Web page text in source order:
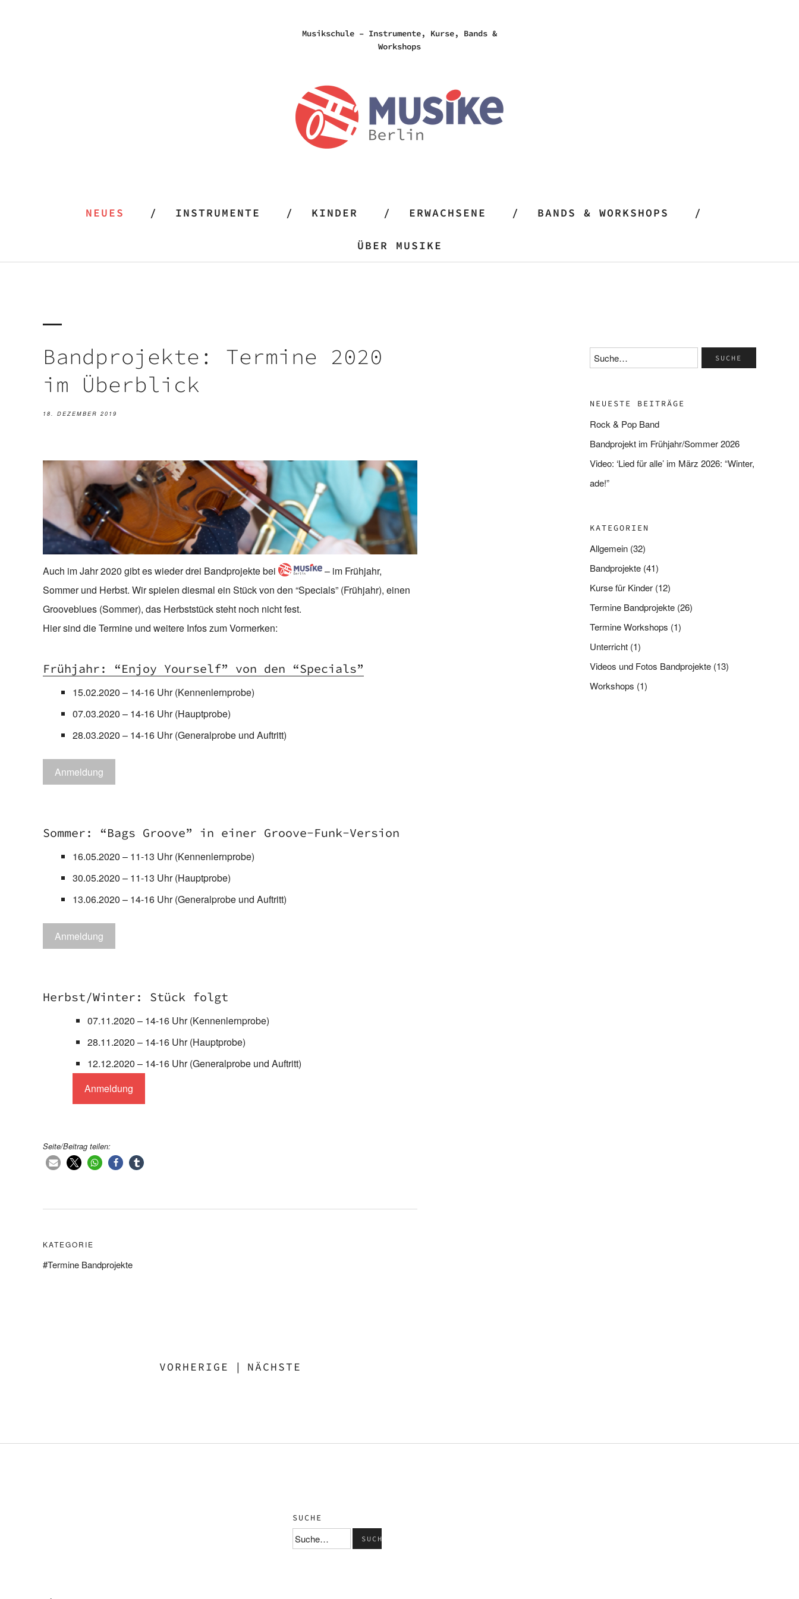
Musikschule – Instrumente, Kurse, Bands &
Workshops
NEUES INSTRUMENTE KINDER ERWACHSENE BANDS & WORKSHOPS
ÜBER MUSIKE
Bandprojekte: Termine 2020
im Überblick
18. DEZEMBER 2019
Auch im Jahr 2020 gibt es wieder drei Bandprojekte bei
– im Frühjahr,
Sommer und Herbst. Wir spielen diesmal ein Stück von den “Specials” (Frühjahr), einen
Grooveblues (Sommer), das Herbststück steht noch nicht fest.
Hier sind die Termine und weitere Infos zum Vormerken:
Frühjahr: “Enjoy Yourself” von den “Specials”
15.02.2020 – 14-16 Uhr (Kennenlernprobe)
07.03.2020 – 14-16 Uhr (Hauptprobe)
28.03.2020 – 14-16 Uhr (Generalprobe und Auftritt)
Anmeldung
Sommer: “Bags Groove” in einer Groove-Funk-Version
16.05.2020 – 11-13 Uhr (Kennenlernprobe)
30.05.2020 – 11-13 Uhr (Hauptprobe)
13.06.2020 – 14-16 Uhr (Generalprobe und Auftritt)
Anmeldung
Herbst/Winter: Stück folgt
07.11.2020 – 14-16 Uhr (Kennenlernprobe)
28.11.2020 – 14-16 Uhr (Hauptprobe)
12.12.2020 – 14-16 Uhr (Generalprobe und Auftritt)
Anmeldung
Seite/Beitrag teilen:
KATEGORIE
Termine Bandprojekte
VORHERIGE | NÄCHSTE
NEUESTE BEITRÄGE
Rock & Pop Band
Bandprojekt im Frühjahr/Sommer 2026
Video: ‘Lied für alle’ im März 2026: “Winter,
ade!”
KATEGORIEN
Allgemein (32)
Bandprojekte (41)
Kurse für Kinder (12)
Termine Bandprojekte (26)
Termine Workshops (1)
Unterricht (1)
Videos und Fotos Bandprojekte (13)
Workshops (1)
SUCHE